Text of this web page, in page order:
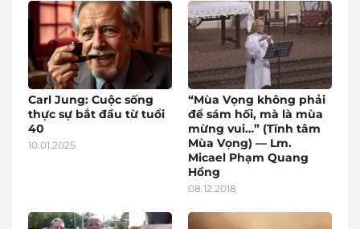
Carl Jung: Cuộc sống
thực sự bắt đầu từ tuổi
40
10.01.2025
“Mùa Vọng không phải
để sám hối, mà là mùa
mừng vui…” (Tĩnh tâm
Mùa Vọng) — Lm.
Micael Phạm Quang
Hồng
08.12.2018